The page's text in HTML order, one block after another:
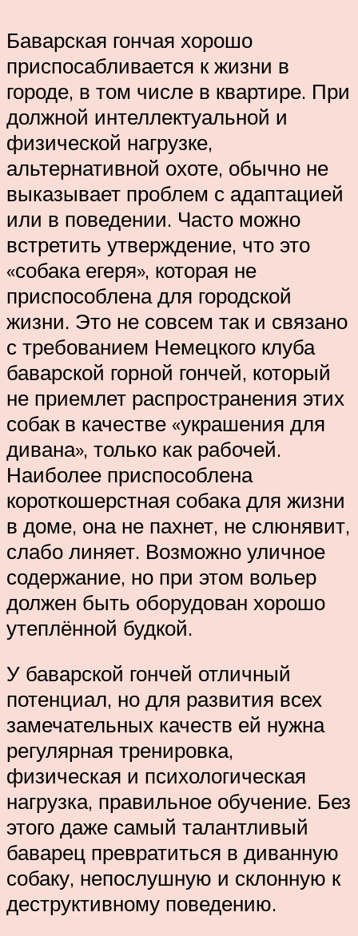
Баварская гончая хорошо
приспосабливается к жизни в
городе, в том числе в квартире. При
должной интеллектуальной и
физической нагрузке,
альтернативной охоте, обычно не
выказывает проблем с адаптацией
или в поведении. Часто можно
встретить утверждение, что это
«собака егеря», которая не
приспособлена для городской
жизни. Это не совсем так и связано
с требованием Немецкого клуба
баварской горной гончей, который
не приемлет распространения этих
собак в качестве «украшения для
дивана», только как рабочей.
Наиболее приспособлена
короткошерстная собака для жизни
в доме, она не пахнет, не слюнявит,
слабо линяет. Возможно уличное
содержание, но при этом вольер
должен быть оборудован хорошо
утеплённой будкой.
У баварской гончей отличный
потенциал, но для развития всех
замечательных качеств ей нужна
регулярная тренировка,
физическая и психологическая
нагрузка, правильное обучение. Без
этого даже самый талантливый
баварец превратиться в диванную
собаку, непослушную и склонную к
деструктивному поведению.